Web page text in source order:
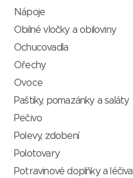
Nápoje
Obilné vločky a obiloviny
Ochucovadla
Ořechy
Ovoce
Paštiky, pomazánky a saláty
Pečivo
Polevy, zdobení
Polotovary
Potravinové doplňky a léčiva